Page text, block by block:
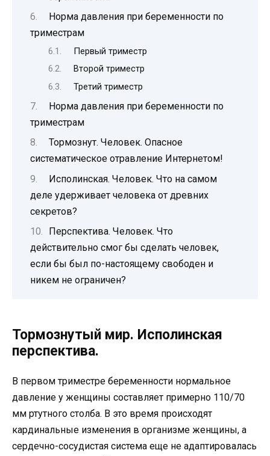
Норма давления при беременности по
триместрам
Первый триместр
Второй триместр
Третий триместр
Норма давления при беременности по
триместрам
Тормознут. Человек. Опасное
систематическое отравление Интернетом!
Исполинская. Человек. Что на самом
деле удерживает человека от древних
секретов?
Перспектива. Человек. Что
действительно смог бы сделать человек,
если бы был по-настоящему свободен и
никем не ограничен?
Тормознутый мир. Исполинская
перспектива.
В первом триместре беременности нормальное
давление у женщины составляет примерно 110/70
мм ртутного столба. В это время происходят
кардинальные изменения в организме женщины, а
сердечно-сосудистая система еще не адаптировалась